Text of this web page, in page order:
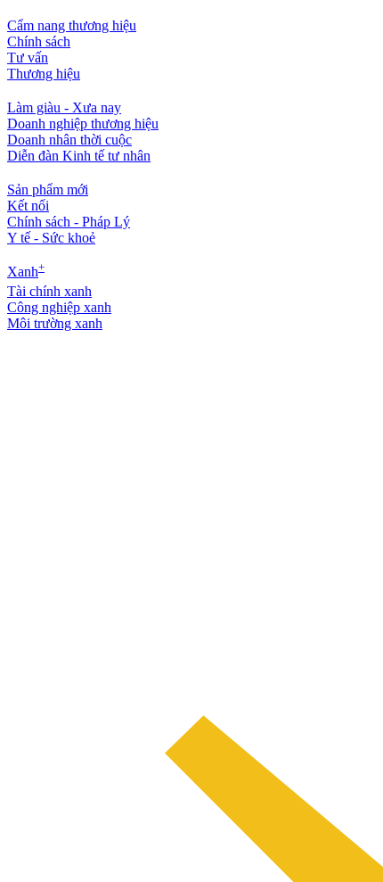
Cẩm nang thương hiệu
Chính sách
Tư vấn
Thương hiệu
Làm giàu - Xưa nay
Doanh nghiệp thương hiệu
Doanh nhân thời cuộc
Diễn đàn Kinh tế tư nhân
Sản phẩm mới
Kết nối
Chính sách - Pháp Lý
Y tế - Sức khoẻ
Xanh+
Tài chính xanh
Công nghiệp xanh
Môi trường xanh